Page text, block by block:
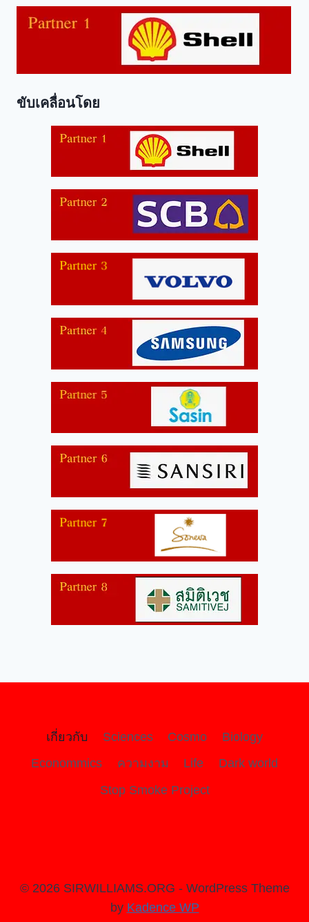
ขับเคลื่อนโดย
เกี่ยวกับ Sciences Cosmo
Biology
Econommics
ความงาม Life
Dark world
Stop Smoke Project
© 2026 SIRWILLIAMS.ORG - WordPress Theme
by Kadence WP